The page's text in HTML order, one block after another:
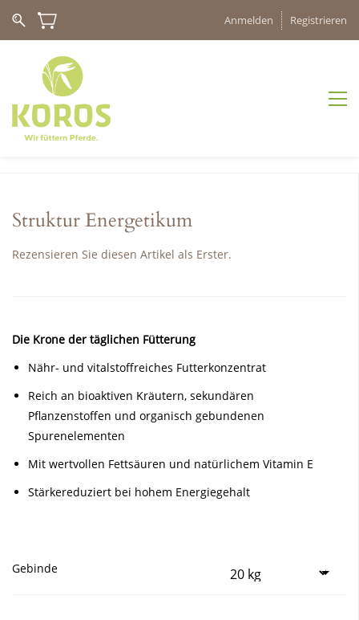
Anmelden Registrieren
Struktur Energetikum
Rezensieren Sie diesen Artikel als Erster.
Die Krone der täglichen Fütterung
Nähr- und vitalstoffreiches Futterkonzentrat
Reich an bioaktiven Kräutern, sekundären
Pflanzenstoffen und organisch gebundenen
Spurenelementen
Mit wertvollen Fettsäuren und natürlichem Vitamin E
Stärkereduziert bei hohem Energiegehalt
Gebinde